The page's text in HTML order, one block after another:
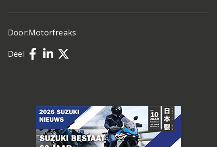
Door:Motorfreaks
Deel